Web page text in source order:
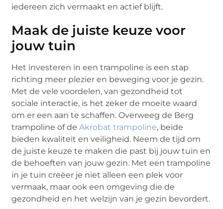
iedereen zich vermaakt en actief blijft.
Maak de juiste keuze voor
jouw tuin
Het investeren in een trampoline is een stap
richting meer plezier en beweging voor je gezin.
Met de vele voordelen, van gezondheid tot
sociale interactie, is het zeker de moeite waard
om er een aan te schaffen. Overweeg de Berg
trampoline of deAkrobat trampoline, beide
bieden kwaliteit en veiligheid. Neem de tijd om
de juiste keuze te maken die past bij jouw tuin en
de behoeften van jouw gezin. Met een trampoline
in je tuin creëer je niet alleen een plek voor
vermaak, maar ook een omgeving die de
gezondheid en het welzijn van je gezin bevordert.